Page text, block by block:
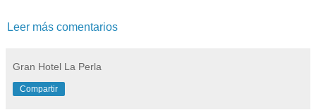
Leer más comentarios
Gran Hotel La Perla
Compartir